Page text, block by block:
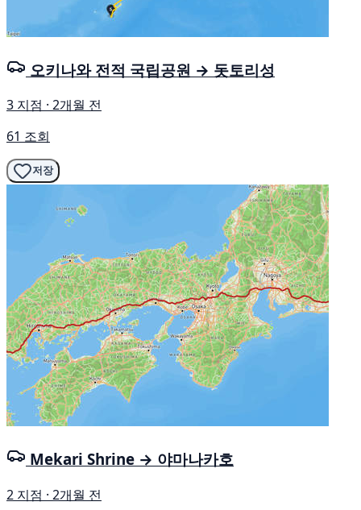
오키나와 전적 국립공원 → 돗토리성
3 지점 · 2개월 전
61 조회
저장
Mekari Shrine → 야마나카호
2 지점 · 2개월 전